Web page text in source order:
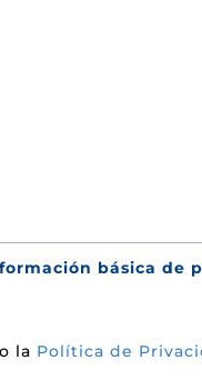
básica de
la Política de